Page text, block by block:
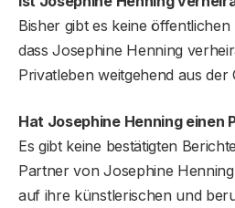
Bisher gibt es keine
dass Josephine Henning
Privatleben weitgehend aus der
Hat Josephine Henning einen
Es gibt keine bestätigten
Partner von Josephine
auf ihre künstlerischen und